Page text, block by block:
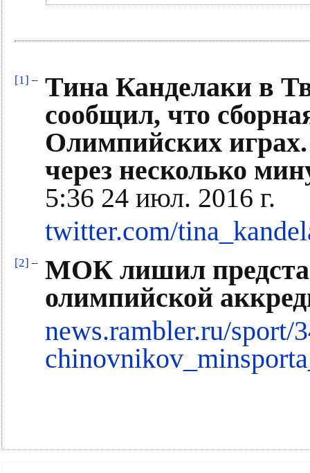
[1] – Тина Канделаки в
сообщил, что
Олимпийских
через несколько
5:36 24 июл. 2016 г.
twitter.com/
[2] – МОК лишил
олимпийской
news.rambler.ru/sport/